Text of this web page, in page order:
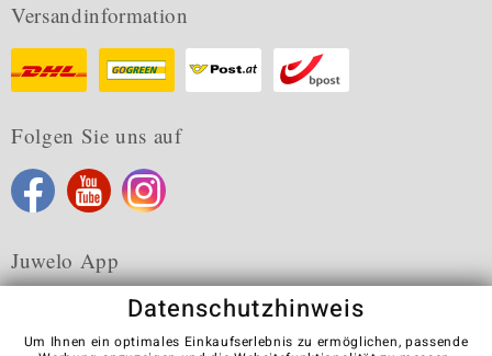
Versandinformation
Folgen Sie uns auf
Juwelo App
Datenschutzhinweis
Um Ihnen ein optimales Einkaufserlebnis zu ermöglichen, passende